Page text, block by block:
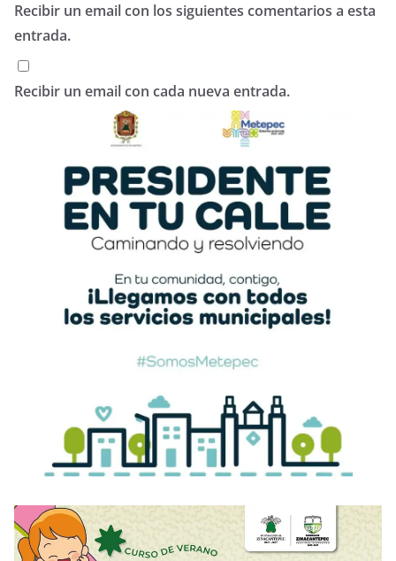
Recibir un email con los siguientes comentarios a esta
entrada.
Recibir un email con cada nueva entrada.